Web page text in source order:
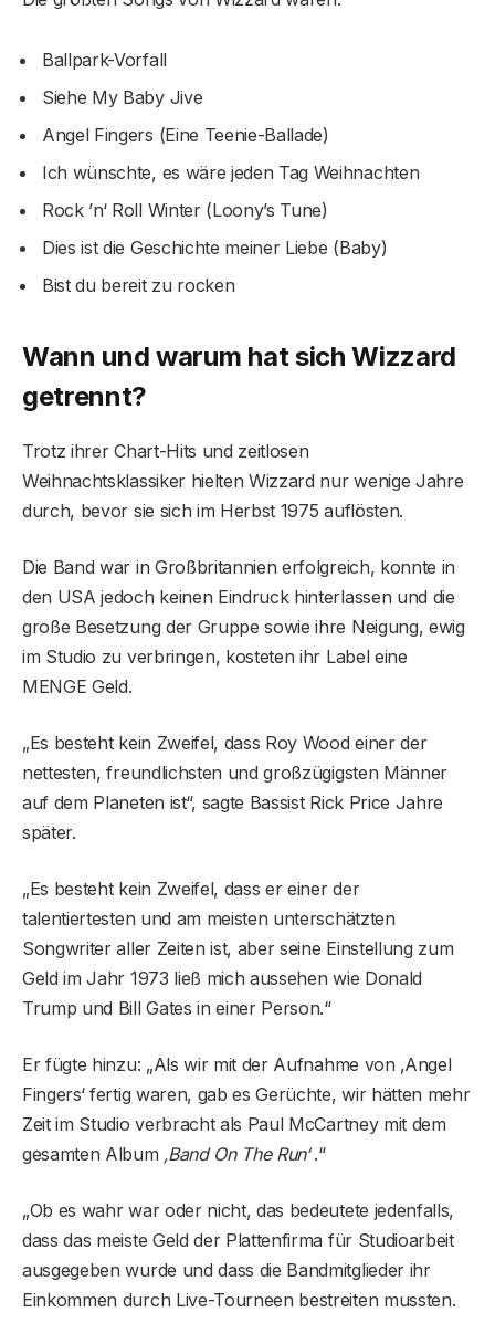
Ballpark-Vorfall
Siehe My Baby Jive
Angel Fingers (Eine Teenie-Ballade)
Ich wünschte, es wäre jeden Tag Weihnachten
Rock ’n‘ Roll Winter (Loony’s Tune)
Dies ist die Geschichte meiner Liebe (Baby)
Bist du bereit zu rocken
Wann und warum hat sich Wizzard
getrennt?
Trotz ihrer Chart-Hits und zeitlosen
Weihnachtsklassiker hielten Wizzard nur wenige Jahre
durch, bevor sie sich im Herbst 1975 auflösten.
Die Band war in Großbritannien erfolgreich, konnte in
den USA jedoch keinen Eindruck hinterlassen und die
große Besetzung der Gruppe sowie ihre Neigung, ewig
im Studio zu verbringen, kosteten ihr Label eine
MENGE Geld.
„Es besteht kein Zweifel, dass Roy Wood einer der
nettesten, freundlichsten und großzügigsten Männer
auf dem Planeten ist“, sagte Bassist Rick Price Jahre
später.
„Es besteht kein Zweifel, dass er einer der
talentiertesten und am meisten unterschätzten
Songwriter aller Zeiten ist, aber seine Einstellung zum
Geld im Jahr 1973 ließ mich aussehen wie Donald
Trump und Bill Gates in einer Person.“
Er fügte hinzu: „Als wir mit der Aufnahme von ‚Angel
Fingers‘ fertig waren, gab es Gerüchte, wir hätten mehr
Zeit im Studio verbracht als Paul McCartney mit dem
gesamten Album ‚Band On The Run‘.“
„Ob es wahr war oder nicht, das bedeutete jedenfalls,
dass das meiste Geld der Plattenfirma für Studioarbeit
ausgegeben wurde und dass die Bandmitglieder ihr
Einkommen durch Live-Tourneen bestreiten mussten.